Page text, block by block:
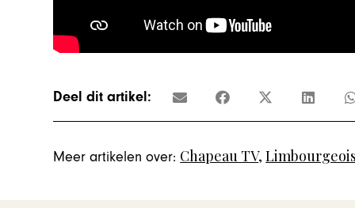
Deel dit artikel:
Meer artikelen over: Chapeau TV,